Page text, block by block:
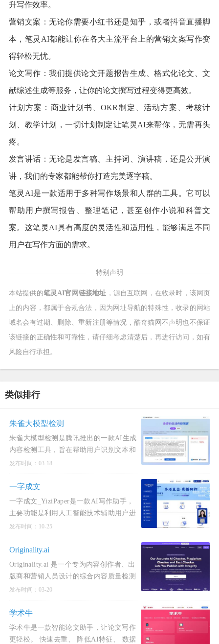
升写作效率。
营销文案：无论你需要小红书还是知乎，或者抖音直播脚
本，笔灵AI都能让你在各大主流平台上的营销文案写作变
得轻松无忧。
论文写作：我们提供论文开题报告生成、格式化论文、文
献综述生成等服务，让你的论文撰写过程变得更高效。
计划方案：商业计划书、OKR制定、活动方案、考核计
划、教学计划，一切计划制定让笔灵AI来帮你，无需再头
疼。
发言讲话：无论是发言稿、主持词、演讲稿，还是公开演
讲，我们的专家都能帮你打造完美逐字稿。
笔灵AI是一款适用于多种写作场景和人群的工具。它可以
帮助用户撰写报告、整理笔记，甚至创作小说和科普文
案。这笔灵AI具有高度的灵活性和适用性，能够满足不同
用户在写作方面的需求。
特别声明
本站提供的笔灵AI官网链接地址 ，源自互联网，在收录时，该网页
上的内容，都属于合规合法，因为网址导航的特殊性，收录的网站
域名会有过期、删除、重新注册等情况，酷奇猫网不声明也不保证
该链接的正确性和可靠性，请仔细考虑清楚后，再进行访问，如有
风险自行承担。
类似排行
朱雀大模型检测
朱雀大模型检测是腾讯推出的一款AI生成
内容检测工具，旨在帮助用户识别文本和
图像是否由AI生成。该工具由腾讯混元安
和自然语言处理技术，能
发布时间：03-18
一字成文
一字成文_YiziPaper是一款AI写作助手，
主要功能是利用人工智能技术辅助用户进
行中英文写作。该软件支持多种语言和学
AI命令，生成专业论文。
发布时间：10-25
Originality.ai
Originality.ai 是一个专为内容创作者、出
版商和营销人员设计的综合内容质量检测
平台，旨在帮助用户确保内容的原创性、
大的工具，包括AI
发布时间：03-20
学术牛
学术牛是一款智能论文助手，让论文写作
更轻松。 快速去重、 降低AI特征、 数据